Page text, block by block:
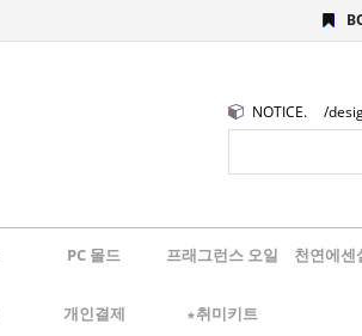
NOTICE.
PC 몰드 프래그런스 오일 천연에센
개인결제 ★취미키트